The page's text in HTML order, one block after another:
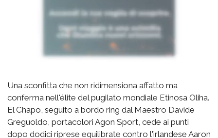
Una sconfitta che non ridimensiona affatto ma
conferma nell'élite del pugilato mondiale Etinosa Oliha.
El Chapo, seguito a bordo ring dal Maestro Davide
Greguoldo, portacolori Agon Sport, cede ai punti
dopo dodici riprese equilibrate contro l'irlandese Aaron